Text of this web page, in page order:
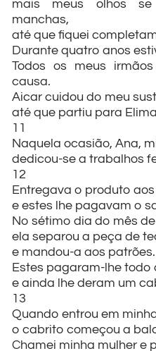
mais meus olhos
manchas,
até que fiquei
Durante quatro anos
Todos os meus
causa.
Aicar cuidou do meu
até que partiu para
11
Naquela ocasião, Ana,
dedicou-se a trabalhos
12
Entregava o produto
e estes lhe pagavam o
No sétimo dia do mês
ela separou a peça de
e mandou-a aos patrões.
Estes pagaram-lhe todo
e ainda lhe deram um
13
Quando entrou em
o cabrito começou a
Chamei minha mulher e